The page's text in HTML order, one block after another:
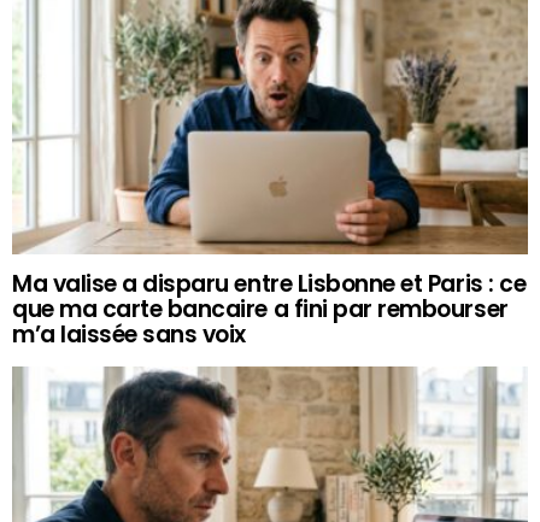
Ma valise a disparu entre Lisbonne et Paris : ce
que ma carte bancaire a fini par rembourser
m’a laissée sans voix